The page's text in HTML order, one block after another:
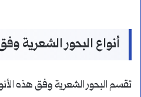
أنواع البحور الشعرية
تقسم البحور الشعرية وفق هذه